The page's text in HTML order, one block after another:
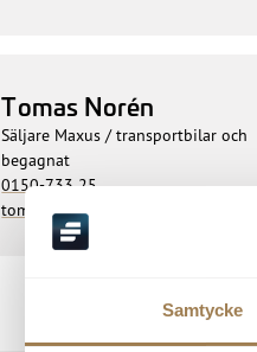
Samtycke
Tomas Norén
Säljare Maxus / transportbilar och
begagnat
0150-733 25
tomas.noren@skobes.se